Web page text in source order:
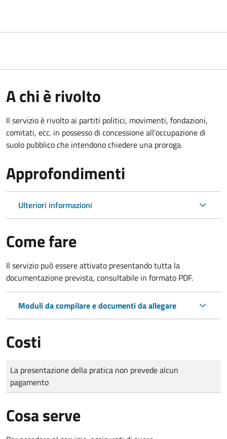
A chi è rivolto
Il servizio è rivolto ai partiti politici, movimenti, fondazioni,
comitati, ecc. in possesso di concessione all'occupazione di
suolo pubblico che intendono chiedere una proroga.
Approfondimenti
Ulteriori informazioni
Come fare
Il servizio può essere attivato presentando tutta la
documentazione prevista, consultabile in formato PDF.
Moduli da compilare e documenti da allegare
Costi
Tipo di pagamento
Importo
La presentazione della pratica non prevede alcun
pagamento
Cosa serve